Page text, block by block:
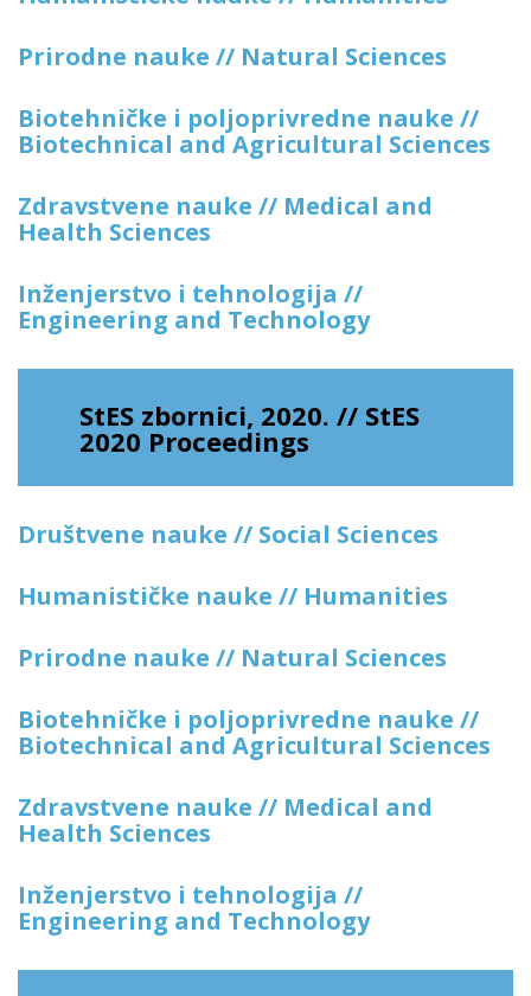
Prirodne nauke // Natural Sciences
Biotehničke i poljoprivredne nauke //
Biotechnical and Agricultural Sciences
Zdravstvene nauke // Medical and
Health Sciences
Inženjerstvo i tehnologija //
Engineering and Technology
StES zbornici, 2020. // StES
2020 Proceedings
Društvene nauke // Social Sciences
Humanističke nauke // Humanities
Prirodne nauke // Natural Sciences
Biotehničke i poljoprivredne nauke //
Biotechnical and Agricultural Sciences
Zdravstvene nauke // Medical and
Health Sciences
Inženjerstvo i tehnologija //
Engineering and Technology